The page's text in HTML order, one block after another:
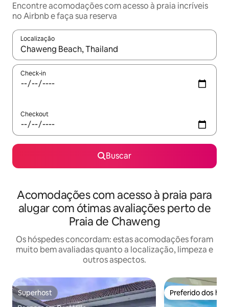
Encontre acomodações com acesso à praia incríveis
no Airbnb e faça sua reserva
Localização
Quando os resultados estiverem disponíveis, explore-os
Check-in
Checkout
Buscar
Acomodações com acesso à praia para
alugar com ótimas avaliações perto de
Praia de Chaweng
Os hóspedes concordam: estas acomodações foram
muito bem avaliadas quanto a localização, limpeza e
outros aspectos.
Superhost
Superhost Preferido dos
Preferido dos